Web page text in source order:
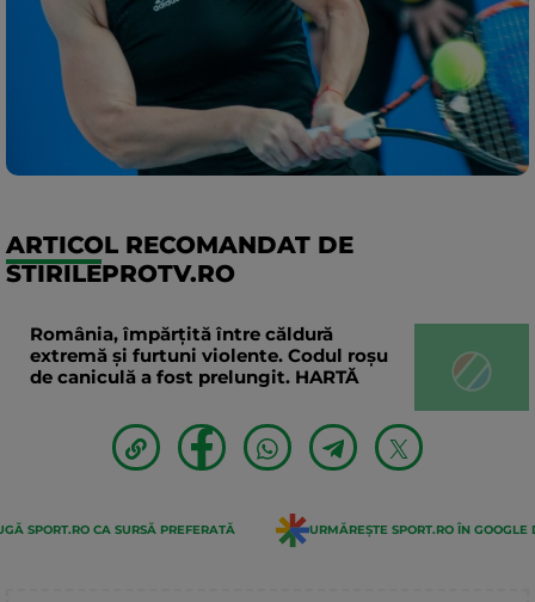
ARTICOL RECOMANDAT DE
STIRILEPROTV.RO
România, împărțită între căldură
extremă și furtuni violente. Codul roșu
de caniculă a fost prelungit. HARTĂ
SPORT.RO CA SURSĂ PREFERATĂ URMĂREȘTE SPORT.RO ÎN GOOGLE